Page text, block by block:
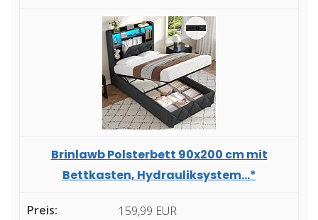
Brinlawb Polsterbett 90x200 cm mit
Bettkasten, Hydrauliksystem...*
159,99 EUR